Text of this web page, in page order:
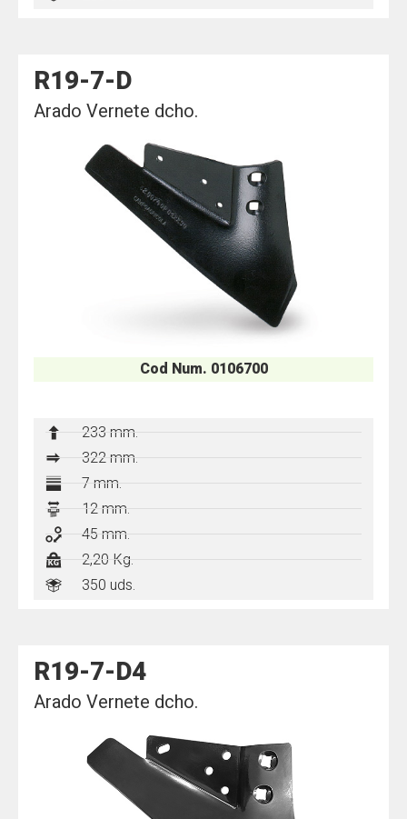
R19-7-D
Arado Vernete dcho.
Cod Num. 0106700
233 mm.
322mm.
7 mm.
12 mm.
45 mm.
2,20 Kg.
350 uds.
R19-7-D4
Arado Vernete dcho.